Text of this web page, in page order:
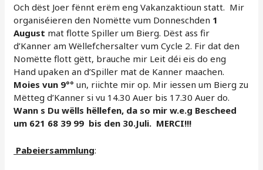
Och dëst Joer fënnt erëm eng Vakanzaktioun statt. Mir
organiséieren den Nomëtte vum Donneschden 1
August mat flotte Spiller um Bierg. Dëst ass fir
d’Kanner am Wëllefchersalter vum Cycle 2. Fir dat den
Nomëtte flott gëtt, brauche mir Leit déi eis do eng
Hand upaken an d’Spiller mat de Kanner maachen.
Moies vun 9°° un, riichte mir op. Mir iessen um Bierg zu
Mëtteg d’Kanner si vu 14.30 Auer bis 17.30 Auer do.
Wann s Du wëlls hëllefen, da so mir w.e.g Bescheed
um 621 68 39 99 bis den 30.Juli. MERCI!!!
Pabeiersammlung: